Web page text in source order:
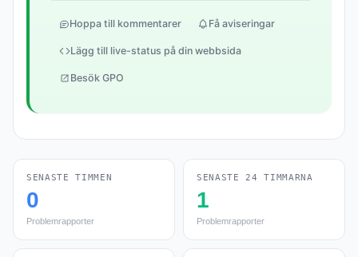
Hoppa till kommentarer Få aviseringar
Lägg till live-status på din webbsida
Besök GPO
SENASTE TIMMEN
0
Problemrapporter
SENASTE 24 TIMMARNA
1
Problemrapporter